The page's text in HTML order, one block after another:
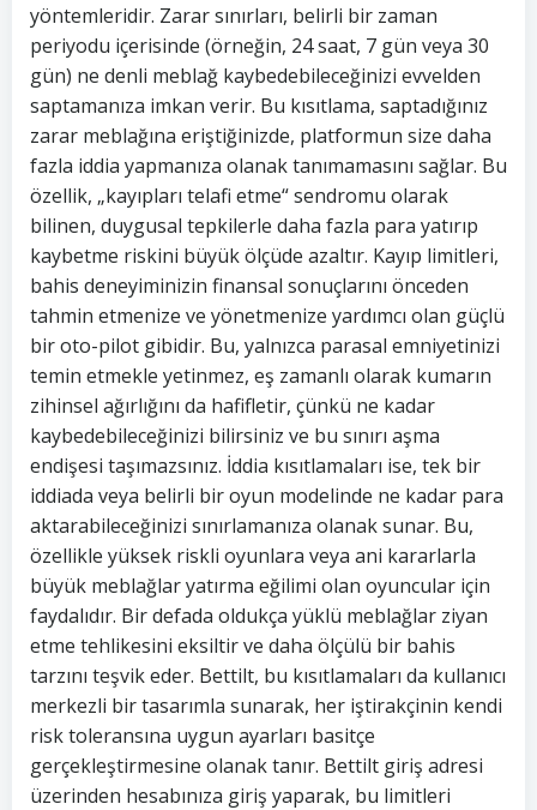
yöntemleridir. Zarar sınırları, belirli bir zaman
periyodu içerisinde (örneğin, 24 saat, 7 gün veya 30
gün) ne denli meblağ kaybedebileceğinizi evvelden
saptamanıza imkan verir. Bu kısıtlama, saptadığınız
zarar meblağına eriştiğinizde, platformun size daha
fazla iddia yapmanıza olanak tanımamasını sağlar. Bu
özellik, „kayıpları telafi etme“ sendromu olarak
bilinen, duygusal tepkilerle daha fazla para yatırıp
kaybetme riskini büyük ölçüde azaltır. Kayıp limitleri,
bahis deneyiminizin finansal sonuçlarını önceden
tahmin etmenize ve yönetmenize yardımcı olan güçlü
bir oto-pilot gibidir. Bu, yalnızca parasal emniyetinizi
temin etmekle yetinmez, eş zamanlı olarak kumarın
zihinsel ağırlığını da hafifletir, çünkü ne kadar
kaybedebileceğinizi bilirsiniz ve bu sınırı aşma
endişesi taşımazsınız. İddia kısıtlamaları ise, tek bir
iddiada veya belirli bir oyun modelinde ne kadar para
aktarabileceğinizi sınırlamanıza olanak sunar. Bu,
özellikle yüksek riskli oyunlara veya ani kararlarla
büyük meblağlar yatırma eğilimi olan oyuncular için
faydalıdır. Bir defada oldukça yüklü meblağlar ziyan
etme tehlikesini eksiltir ve daha ölçülü bir bahis
tarzını teşvik eder. Bettilt, bu kısıtlamaları da kullanıcı
merkezli bir tasarımla sunarak, her iştirakçinin kendi
risk toleransına uygun ayarları basitçe
gerçekleştirmesine olanak tanır. Bettilt giriş adresi
üzerinden hesabınıza giriş yaparak, bu limitleri